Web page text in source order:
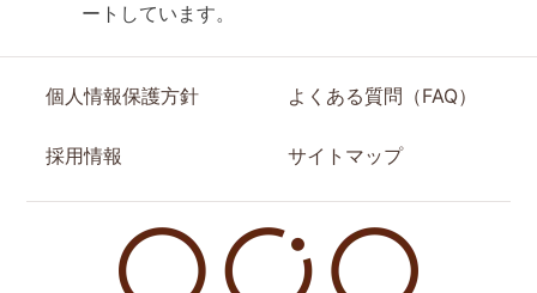
ートしています。
個人情報保護方針
採用情報
よくある質問（FAQ）
サイトマップ